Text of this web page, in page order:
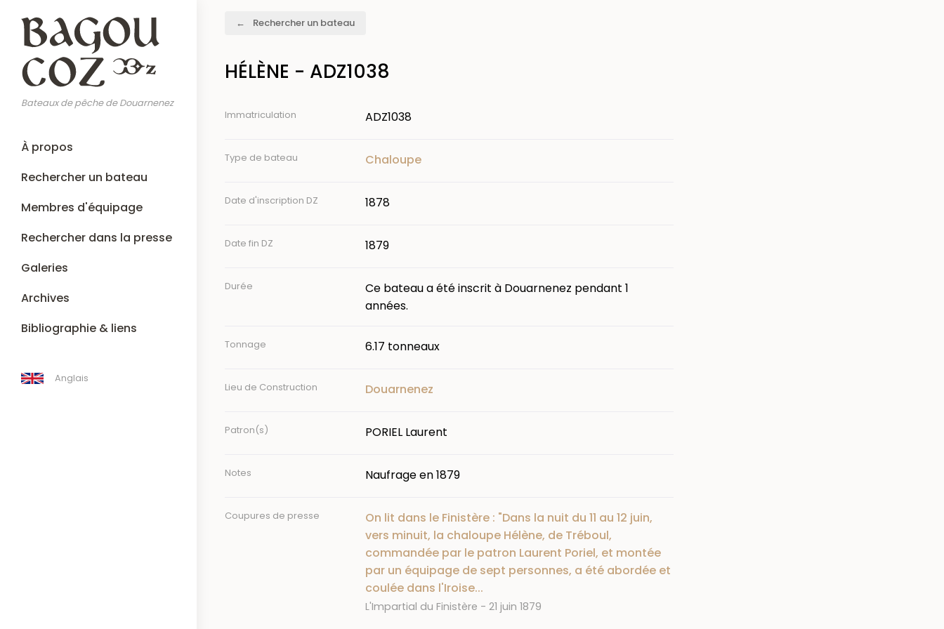
contenu
principal
Bateaux de pêche de Douarnenez
Main
navigation
À propos
Rechercher un bateau
Membres d'équipage
Rechercher dans la presse
Galeries
Archives
Bibliographie & liens
Anglais
Rechercher un bateau
HÉLÈNE - ADZ1038
Immatriculation ADZ1038
Type de bateau Chaloupe
Date d'inscription DZ 1878
Date fin DZ 1879
Durée
Ce bateau a été inscrit à Douarnenez pendant 1
années.
Tonnage 6.17 tonneaux
Lieu de Construction Douarnenez
Patron(s) PORIEL Laurent
Notes Naufrage en 1879
Coupures de presse
On lit dans le Finistère : "Dans la nuit du 11 au 12 juin,
vers minuit, la chaloupe Hélène, de Tréboul,
commandée par le patron Laurent Poriel, et montée
par un équipage de sept personnes, a été abordée et
coulée dans l'Iroise...
Journal
L'Impartial du Finistère Date
21 juin 1879